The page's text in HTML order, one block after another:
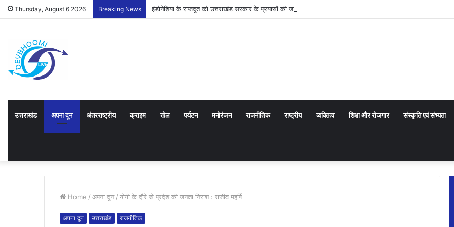
Thursday, August 6 2026 Breaking News इंडोनेशिया के राजदूत को उत्तराखंड सरकार के प्रयासों की जानकारी दी
उत्तराखंड अपना दून अंतरराष्ट्रीय क्राइम खेल पर्यटन मनोरंजन राजनीतिक राष्ट्रीय व्यक्तित्व शिक्षा और रोजगार संस्कृति एवं संभ्यता
Home / अपना दून / योगी के दौरे से प्रदेश की जनता निराश : राजीव महर्षि
अपना दून उत्तराखंड राजनीतिक